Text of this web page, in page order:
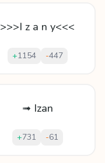
>>>I z a n y<<<
+1154 -447
➟ Izan
+731 -61